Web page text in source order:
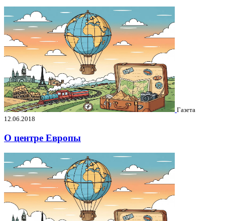
Газета
12.06.2018
О центре Европы